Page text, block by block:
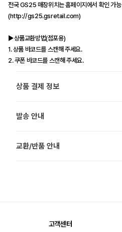
전국 GS25 매장위치는 홈페이지에서 확인 가능
(http://gs25.gsretail.com)
▶상품교환방법(점포용)
1. 상품 바코드를 스캔해 주세요.
2. 쿠폰 바코드를 스캔해 주세요.
상품 결제 정보
발송 안내
교환/반품 안내
고객센터